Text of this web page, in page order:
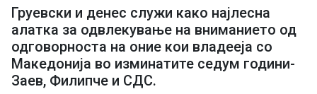
Груевски и денес служи како најлесна
алатка за одвлекување на вниманието од
одговорноста на оние кои владееја со
Македонија во изминатите седум години-
Заев, Филипче и СДС.